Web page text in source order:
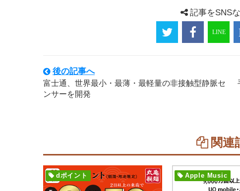
記事をSNS
後の記事へ
富士通、世界最小・最薄・最軽量の非接触型静脈セ
ンサーを開発
関連
dポイント Apple Music